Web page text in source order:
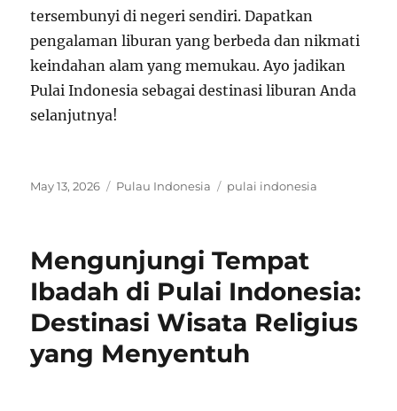
tersembunyi di negeri sendiri. Dapatkan
pengalaman liburan yang berbeda dan nikmati
keindahan alam yang memukau. Ayo jadikan
Pulai Indonesia sebagai destinasi liburan Anda
selanjutnya!
Posted
May 13, 2026 Categories
Pulau Indonesia Tags
pulai indonesia
Mengunjungi Tempat
Ibadah di Pulai Indonesia:
Destinasi Wisata Religius
yang Menyentuh